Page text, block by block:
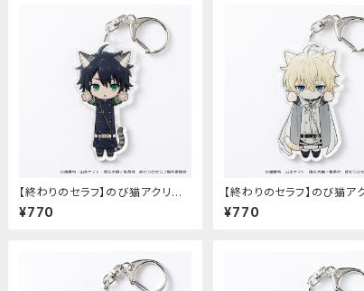
【終わりのセラフ】のび猫アクリル
キーホルダー（百夜優一郎）
¥770
【終わりのセラフ】のび猫ア
キーホルダー（百夜ミカエラ
¥770